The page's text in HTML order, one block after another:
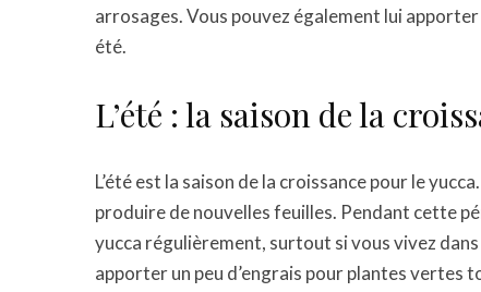
arrosages. Vous pouvez également lui
été.
L’été : la saison de la
L’été est la saison de la croissance pour le
produire de nouvelles feuilles. Pendant cette
yucca régulièrement, surtout si vous vivez
apporter un peu d’engrais pour plantes vertes